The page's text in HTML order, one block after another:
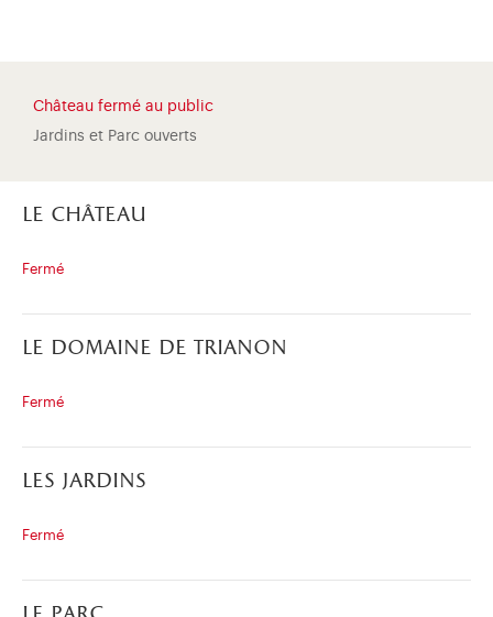
onglet)
nouvel onglet)
fenêtre modale)
de l'application (ouverture dans un nouvel onglet)
Château fermé au public
Jardins et Parc ouverts
le château
Fermé
le domaine de trianon
Fermé
les jardins
Fermé